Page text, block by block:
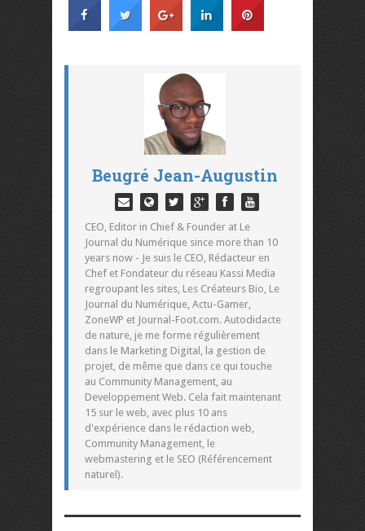
Beugré Jean-Augustin
CEO, Editor in Chief & Founder at Le
Journal du Numérique since more than 10
years now - Je suis le CEO, Rédacteur en
Chef et Fondateur du réseau Kassi Media
regroupant les sites, Les Créateurs Bio, Le
Journal du Numérique, Actu-Gamer,
ZoneWP et Journal-Foot.com. Autodidacte
de nature, je me forme régulièrement
dans le Marketing Digital, la gestion de
projet, de même que dans ce qui touche
au Community Management, au
Developpement Web. Cela fait maintenant
15 sur le web, avec plus 10 ans
d'expérience dans le rédaction web,
Community Management, le
webmastering et le SEO (Référencement
naturel).